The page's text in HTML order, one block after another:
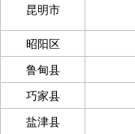
昆明市
昭阳区
鲁甸县
巧家县
盐津县